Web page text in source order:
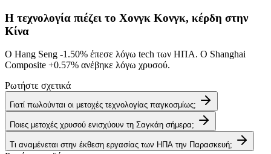
Η τεχνολογία πιέζει το Χονγκ Κονγκ, κέρδη στην
Κίνα
Ο Hang Seng -1.50% έπεσε λόγω tech των ΗΠΑ. Ο Shanghai
Composite +0.57% ανέβηκε λόγω χρυσού.
Ρωτήστε σχετικά
Γιατί πωλούνται οι μετοχές τεχνολογίας παγκοσμίως;
Ποιες μετοχές χρυσού ενισχύουν τη Σαγκάη σήμερα;
Τι αναμένεται στην έκθεση εργασίας των ΗΠΑ την Παρασκευή;